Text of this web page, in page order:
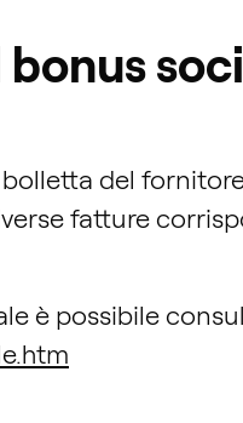
del
fatture
è possibile